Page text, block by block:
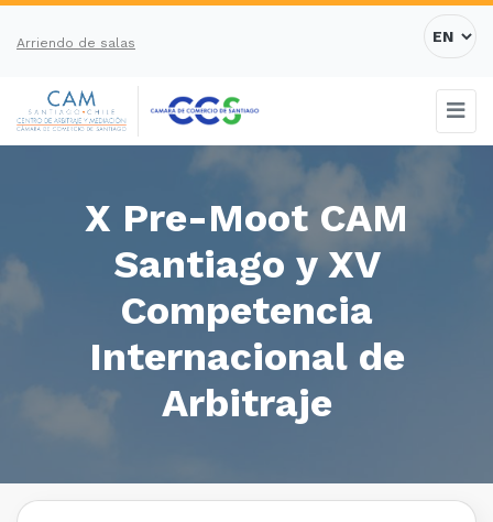
Arriendo de salas
X Pre-Moot CAM
Santiago y XV
Competencia
Internacional de
Arbitraje